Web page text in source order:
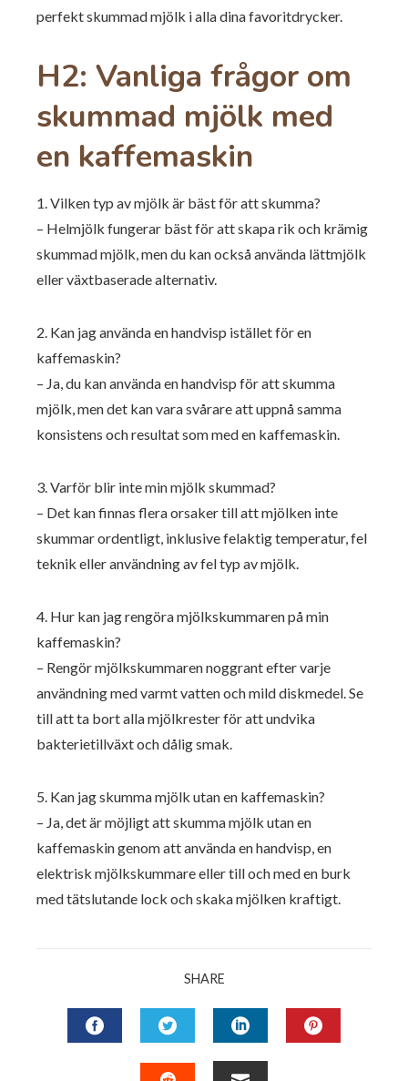
perfekt skummad mjölk i alla dina favoritdrycker.
H2: Vanliga frågor om
skummad mjölk med
en kaffemaskin
1. Vilken typ av mjölk är bäst för att skumma?
– Helmjölk fungerar bäst för att skapa rik och krämig
skummad mjölk, men du kan också använda lättmjölk
eller växtbaserade alternativ.
2. Kan jag använda en handvisp istället för en
kaffemaskin?
– Ja, du kan använda en handvisp för att skumma
mjölk, men det kan vara svårare att uppnå samma
konsistens och resultat som med en kaffemaskin.
3. Varför blir inte min mjölk skummad?
– Det kan finnas flera orsaker till att mjölken inte
skummar ordentligt, inklusive felaktig temperatur, fel
teknik eller användning av fel typ av mjölk.
4. Hur kan jag rengöra mjölkskummaren på min
kaffemaskin?
– Rengör mjölkskummaren noggrant efter varje
användning med varmt vatten och mild diskmedel. Se
till att ta bort alla mjölkrester för att undvika
bakterietillväxt och dålig smak.
5. Kan jag skumma mjölk utan en kaffemaskin?
– Ja, det är möjligt att skumma mjölk utan en
kaffemaskin genom att använda en handvisp, en
elektrisk mjölkskummare eller till och med en burk
med tätslutande lock och skaka mjölken kraftigt.
SHARE
FACEBOOKTWITTERLINKEDIN